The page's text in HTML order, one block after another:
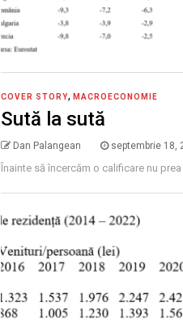
COVER STORY, MACROECONOMIE
Sută la sută
Dan Palangean septembrie 18,
Înainte să încercăm o calificare nu